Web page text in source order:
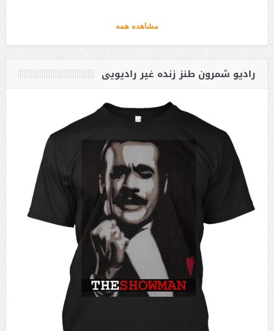
مشاهده همه
رادیو شمرون طنز زنده غیر رادیویی